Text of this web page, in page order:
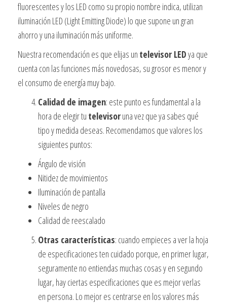
fluorescentes y los LED como su propio nombre indica, utilizan
iluminación LED (Light Emitting Diode) lo que supone un gran
ahorro y una iluminación más uniforme.
Nuestra recomendación es que elijas un televisor LEDya que
cuenta con las funciones más novedosas, su grosor es menor y
el consumo de energía muy bajo.
Calidad de imagen: este punto es fundamental a la
hora de elegir tu televisoruna vez que ya sabes qué
tipo y medida deseas. Recomendamos que valores los
siguientes puntos:
Ángulo de visión
Nitidez de movimientos
Iluminación de pantalla
Niveles de negro
Calidad de reescalado
Otras características: cuando empieces a ver la hoja
de especificaciones ten cuidado porque, en primer lugar,
seguramente no entiendas muchas cosas y en segundo
lugar, hay ciertas especificaciones que es mejor verlas
en persona. Lo mejor es centrarse en los valores más